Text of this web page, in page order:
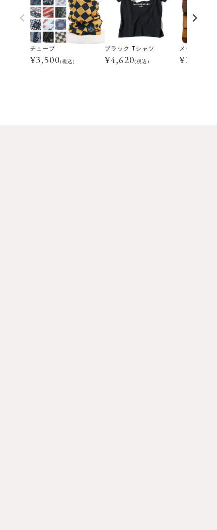
チューブ
¥3,500(税込)
ブラック Tシャツ
¥4,620(税込)
メッセンジ
¥16,500